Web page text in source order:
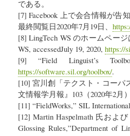
である。
[7] Facebook 上で会合情報が告
最終閲覧日2020年7月19日、
[8] LingTech WS のホームペー
WS, accessedJuly 19, 2020, https://
[9] “Field Linguist’s
https://software.sil.org/toolbox/.
[10] 宮川創「テクスト・コー
文情報学月報』103（2020年2月）
[11] “FieldWorks,” SIL
[12] Martin Haspelmath 氏およ
Glossing Rules,”Department of